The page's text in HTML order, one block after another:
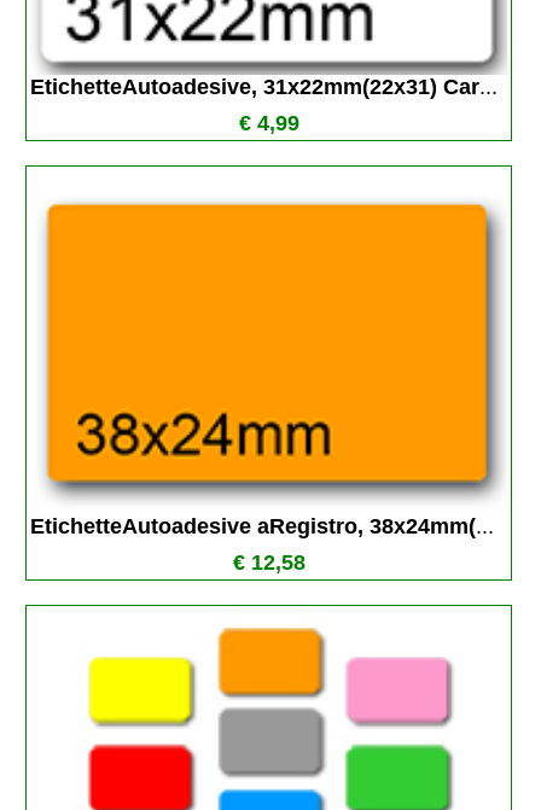
EtichetteAutoadesive, 31x22mm(22x31) Car...
€ 4,99
EtichetteAutoadesive aRegistro, 38x24mm(...
€ 12,58